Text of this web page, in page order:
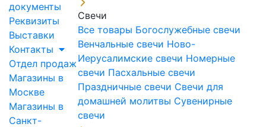
документы
Реквизиты
Выставки
Контакты
Отдел продаж
Магазины в
Москве
Магазины в
Санкт-
Свечи
Все товары Богослужебные свечи
Венчальные свечи Ново-
Иерусалимские свечи Номерные
свечи Пасхальные свечи
Праздничные свечи Свечи для
домашней молитвы Сувенирные
свечи